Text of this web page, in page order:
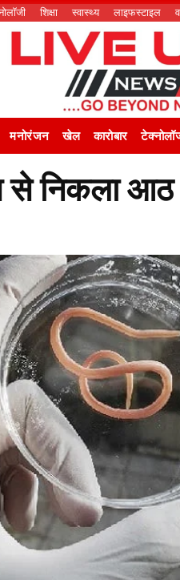
शिक्षा स्वास्थ्य लाइफस्टाइल
मनोरंजन खेल कारोबार
से निकला आठ